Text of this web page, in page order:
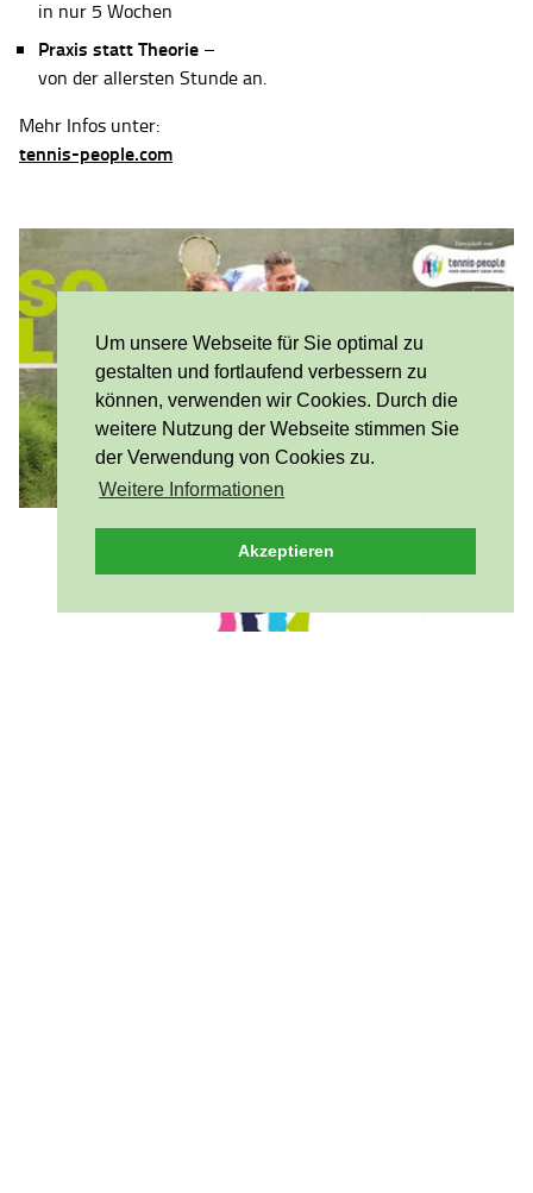
Um unsere Webseite für Sie optimal zu
gestalten und fortlaufend verbessern zu
können, verwenden wir Cookies. Durch die
weitere Nutzung der Webseite stimmen Sie
der Verwendung von Cookies zu.
Weitere Informationen
Akzeptieren
in nur 5 Wochen
Praxis statt Theorie –
von der allersten Stunde an.
Mehr Infos unter:
tennis-people.com